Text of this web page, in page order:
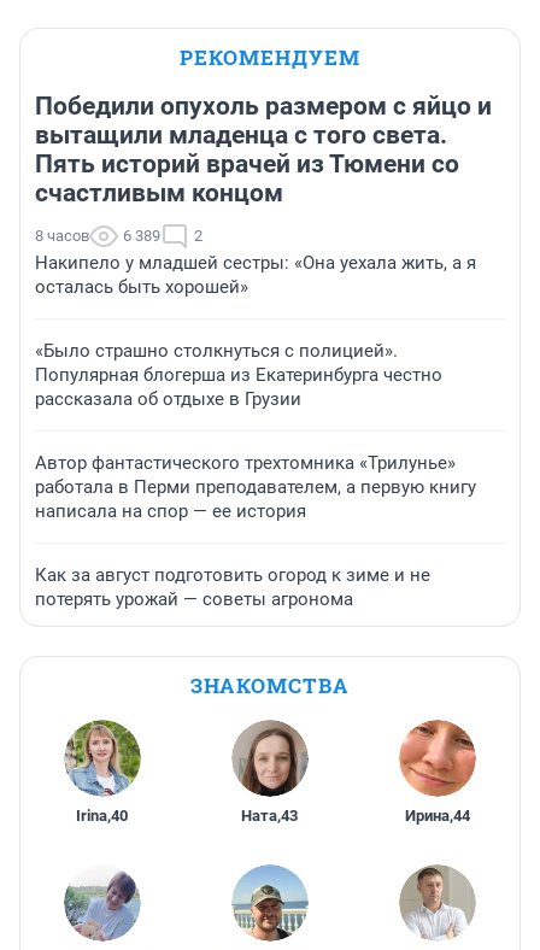
РЕКОМЕНДУЕМ
Победили опухоль размером с яйцо и
вытащили младенца с того света.
Пять историй врачей из Тюмени со
счастливым концом
8 часов 6 389 2
Накипело у младшей сестры: «Она уехала жить, а я
осталась быть хорошей»
«Было страшно столкнуться с полицией».
Популярная блогерша из Екатеринбурга честно
рассказала об отдыхе в Грузии
Автор фантастического трехтомника «Трилунье»
работала в Перми преподавателем, а первую книгу
написала на спор — ее история
Как за август подготовить огород к зиме и не
потерять урожай — советы агронома
ЗНАКОМСТВА
Irina,40 Ната,43 Ирина,44